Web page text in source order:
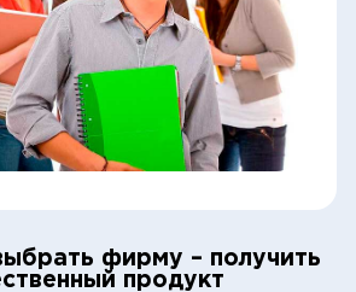
фирму – получить
продукт